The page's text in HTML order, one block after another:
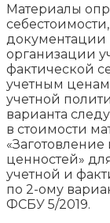
Материалы
документации
организации
фактической
учетным
учетной
варианта
в стоимости
ценностей»
учетной и
по 2-ому
ФСБУ 5/2019.